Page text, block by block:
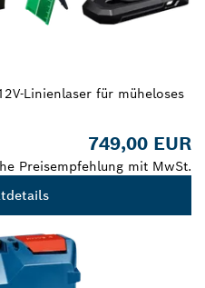
Linienlaser für müheloses
749,00 EUR
Preisempfehlung mit MwSt.